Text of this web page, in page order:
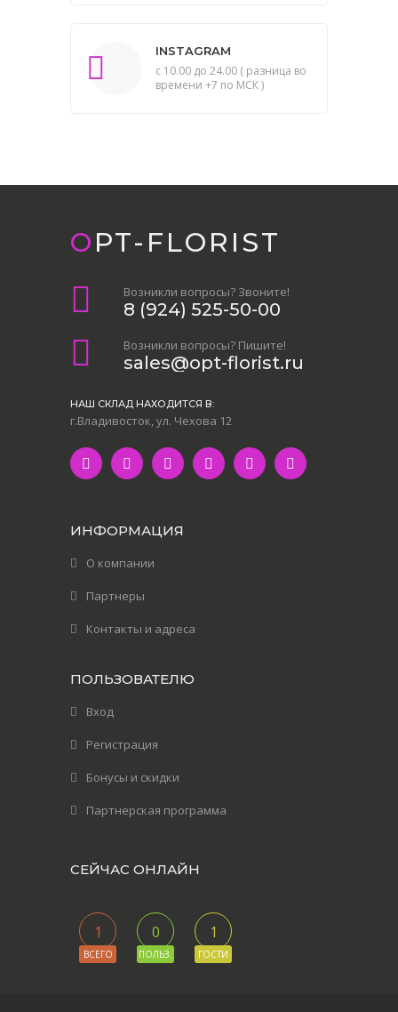
INSTAGRAM
с 10.00 до 24.00 ( разница во
времени +7 по МСК )
OPT-FLORIST
Возникли вопросы? Звоните!
8 (924) 525-50-00
Возникли вопросы? Пишите!
sales@opt-florist.ru
НАШ СКЛАД НАХОДИТСЯ В:
г.Владивосток, ул. Чехова 12
ИНФОРМАЦИЯ
О компании
Партнеры
Контакты и адреса
ПОЛЬЗОВАТЕЛЮ
Вход
Регистрация
Бонусы и скидки
Партнерская программа
СЕЙЧАС ОНЛАЙН
1
ВСЕГО
0
ПОЛЬЗ.
1
ГОСТИ